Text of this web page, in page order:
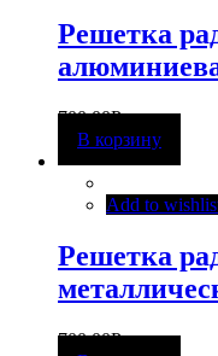
Решетка
700,00Р
В корзину
Add to
Решетка
700,00Р